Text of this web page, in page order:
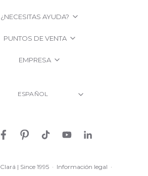
¿NECESITAS AYUDA?
PUNTOS DE VENTA
EMPRESA
| Since 1995 · Información legal ·